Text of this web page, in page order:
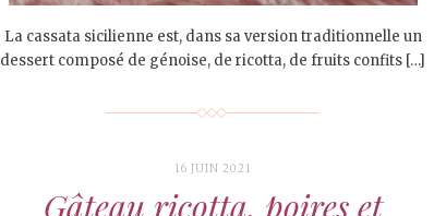
La cassata sicilienne est, dans sa version traditionnelle un
dessert composé de génoise, de ricotta, de fruits confits […]
16 JUIN 2021
Gâteau ricotta, poires et